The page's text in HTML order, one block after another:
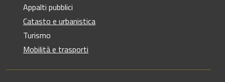
Appalti pubblici
Catasto e urbanistica
Turismo
Mobilità e trasporti